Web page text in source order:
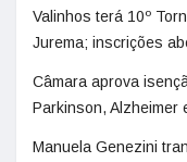
Valinhos terá 10º
Jurema; inscrições
Câmara aprova
Parkinson, Alzheimer
Manuela Genezini